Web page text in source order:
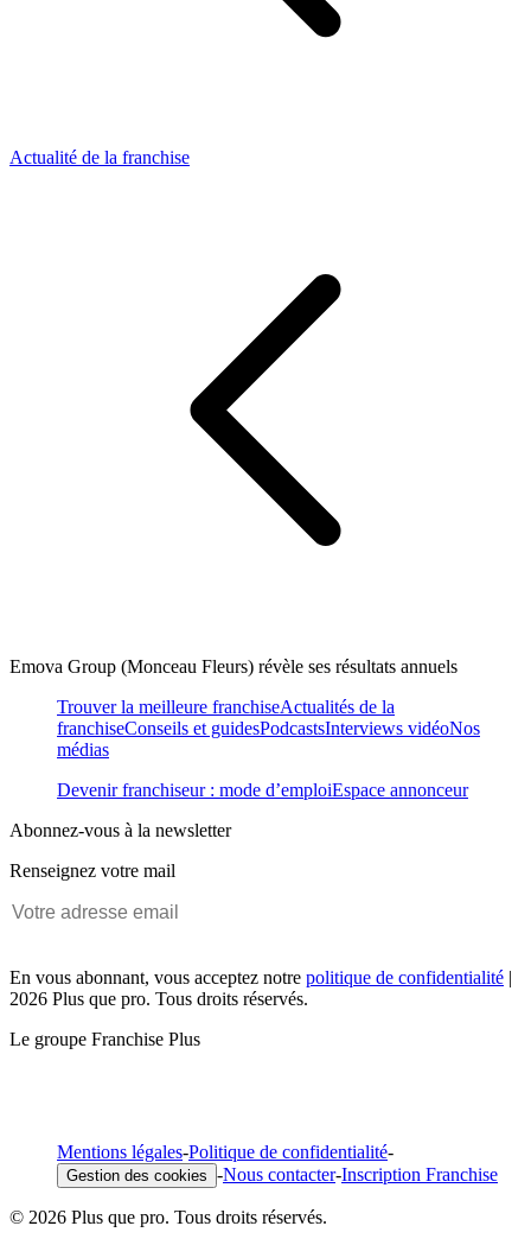
Actualité de la franchise
Emova Group (Monceau Fleurs) révèle ses résultats annuels
Trouver la meilleure franchiseActualités de la
franchiseConseils et guidesPodcastsInterviews vidéoNos
médias
Devenir franchiseur : mode d’emploiEspace annonceur
Abonnez-vous à la newsletter
Renseignez votre mail
En vous abonnant, vous acceptez notre politique de confidentialité |
2026 Plus que pro. Tous droits réservés.
Le groupe Franchise Plus
Mentions légales-Politique de confidentialité-
Gestion des cookies -Nous contacter-Inscription Franchise
© 2026 Plus que pro. Tous droits réservés.